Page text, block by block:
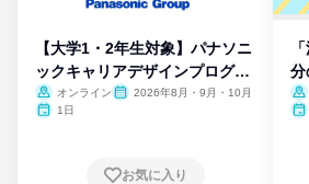
【大学1・2年生対象】パナソニ
ックキャリアデザインプログラ
ム
オンライン
2026年8月・9月・10月
1日
お気に入り
分